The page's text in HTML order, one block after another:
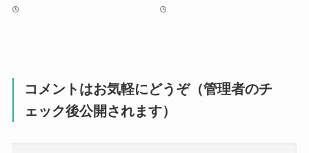
コメントはお気軽にどうぞ（管理者のチ
ェック後公開されます）